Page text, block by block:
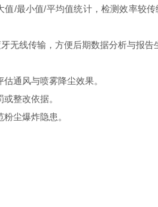
/最小值/平均值统计，检测效率较传
线传输，方便后期数据分析与报告
通风与喷雾降尘效果。
整改依据。
尘爆炸隐患。